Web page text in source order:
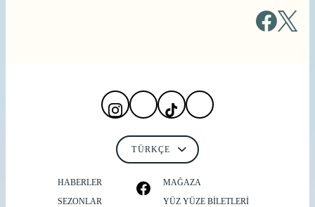
HABERLER
SEZONLAR
MAĞAZA
YÜZ YÜZE BILETLERI